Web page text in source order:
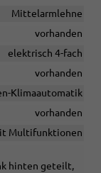
Mittelarmlehne
vorhanden
elektrisch 4-fach
vorhanden
Klimaautomatik
vorhanden
Multifunktionen
hinten geteilt,